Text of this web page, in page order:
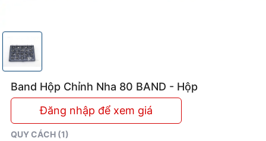
Band Hộp Chỉnh Nha 80 BAND - Hộp
Đăng nhập để xem giá
QUY CÁCH (1)